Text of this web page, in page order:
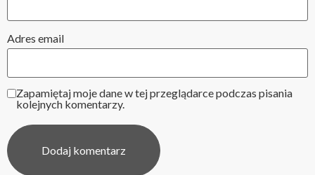
Adres email
Zapamiętaj moje dane w tej przeglądarce podczas pisania
kolejnych komentarzy.